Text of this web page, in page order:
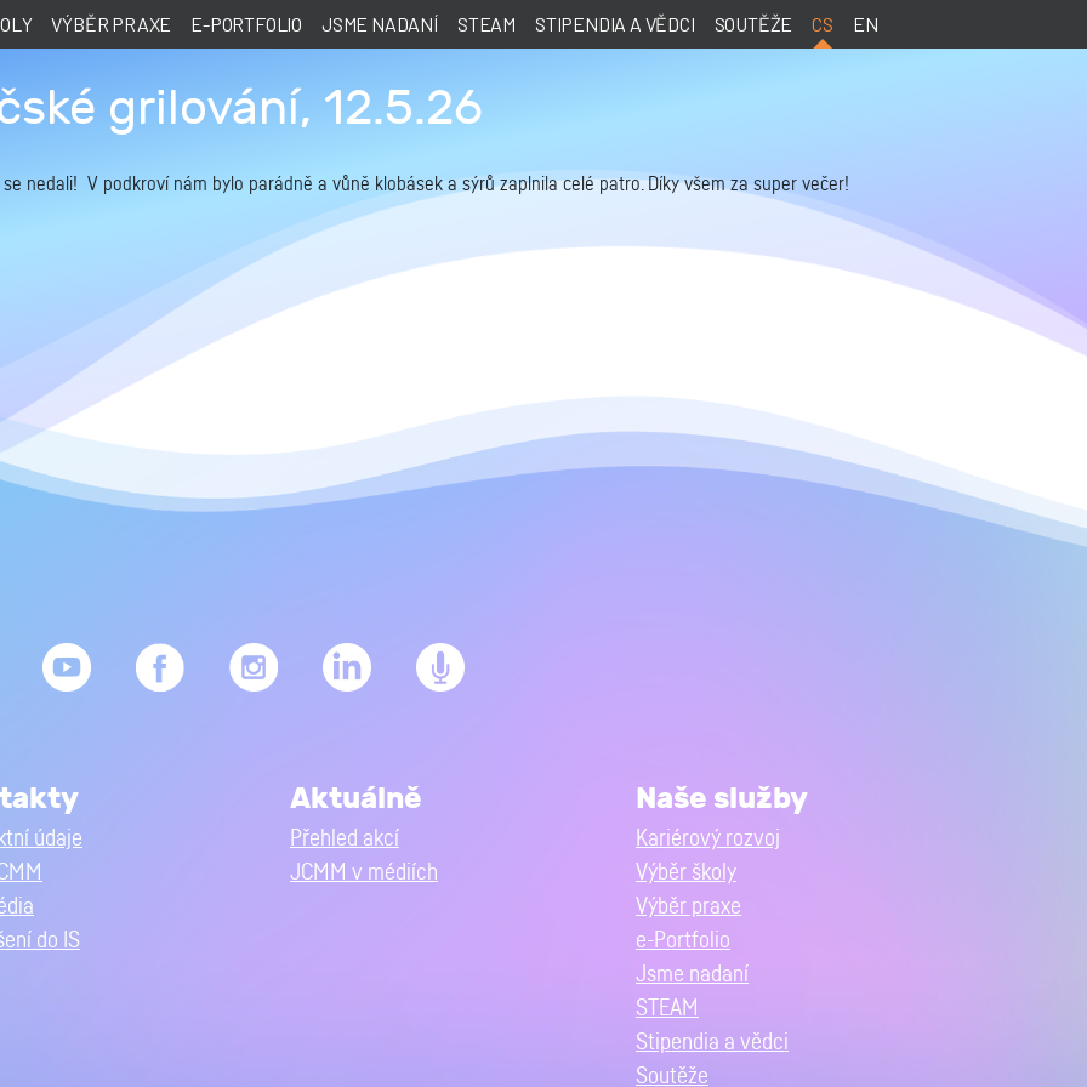
VÝBĚR PRAXE E-PORTFOLIO JSME NADANÍ STEAM STIPENDIA A VĚDCI SOUTĚŽE CS EN
grilování, 12.5.26
nedali! V podkroví nám bylo parádně a vůně klobásek a sýrů zaplnila celé patro. Díky všem za super večer!
údaje
do IS
Aktuálně
Přehled akcí
JCMM v médiích
Naše služby
Kariérový rozvoj
Výběr školy
Výběr praxe
e-Portfolio
Jsme nadaní
STEAM
Stipendia a vědci
Soutěže